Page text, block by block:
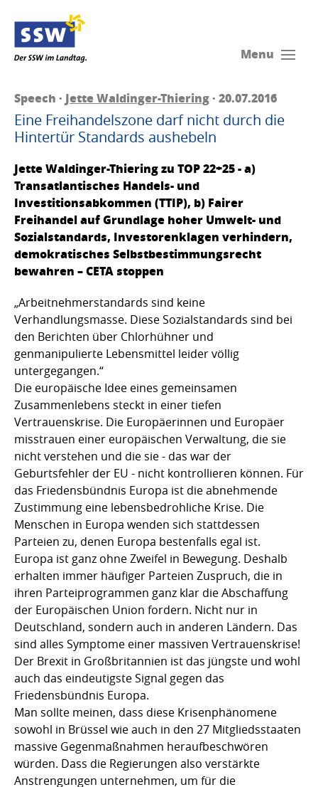
Menu
Speech · Jette Waldinger-Thiering· 20.07.2016
Eine Freihandelszone darf nicht durch die
Hintertür Standards aushebeln
Jette Waldinger-Thiering zu TOP 22+25 - a)
Transatlantisches Handels- und
Investitionsabkommen (TTIP), b) Fairer
Freihandel auf Grundlage hoher Umwelt- und
Sozialstandards, Investorenklagen verhindern,
demokratisches Selbstbestimmungsrecht
bewahren – CETA stoppen
„Arbeitnehmerstandards sind keine
Verhandlungsmasse. Diese Sozialstandards sind bei
den Berichten über Chlorhühner und
genmanipulierte Lebensmittel leider völlig
untergegangen.“
Die europäische Idee eines gemeinsamen
Zusammenlebens steckt in einer tiefen
Vertrauenskrise. Die Europäerinnen und Europäer
misstrauen einer europäischen Verwaltung, die sie
nicht verstehen und die sie - das war der
Geburtsfehler der EU - nicht kontrollieren können. Für
das Friedensbündnis Europa ist die abnehmende
Zustimmung eine lebensbedrohliche Krise. Die
Menschen in Europa wenden sich stattdessen
Parteien zu, denen Europa bestenfalls egal ist.
Europa ist ganz ohne Zweifel in Bewegung. Deshalb
erhalten immer häufiger Parteien Zuspruch, die in
ihren Parteiprogrammen ganz klar die Abschaffung
der Europäischen Union fordern. Nicht nur in
Deutschland, sondern auch in anderen Ländern. Das
sind alles Symptome einer massiven Vertrauenskrise!
Der Brexit in Großbritannien ist das jüngste und wohl
auch das eindeutigste Signal gegen das
Friedensbündnis Europa.
Man sollte meinen, dass diese Krisenphänomene
sowohl in Brüssel wie auch in den 27 Mitgliedsstaaten
massive Gegenmaßnahmen heraufbeschwören
würden. Dass die Regierungen also verstärkte
Anstrengungen unternehmen, um für die